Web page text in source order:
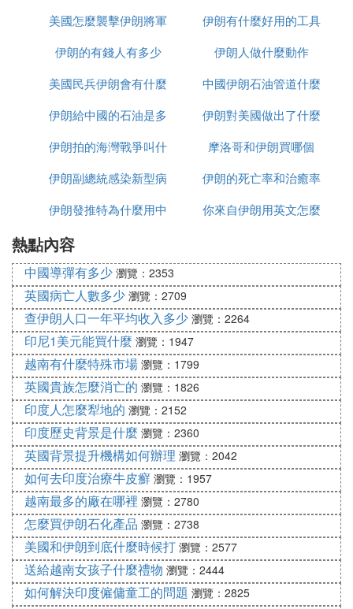
為德黑蘭。官方語言是波斯語，伊斯蘭教為國
教，其中什葉派佔比91%、遜尼派佔7.8%。202
然人（25%）為主。
自然環境：地處伊朗高原，位於阿爾卑斯—喜馬
拉雅山系中部，平均海拔約1000米，高原和山
地佔國土面積一半以上，沙漠約佔四分之一。東
部和內地屬大陸性的亞熱帶草原和沙漠氣候，西
部山區多屬亞熱帶地中海式氣候。國內有四大水
系，大部分河流無法通航，中央高原分布著大量
歷史文化
一，幾千年來在多個領域取得巨大成就，擁有眾
多文學瑰寶和歷史遺跡，有27個項目被列為世
界遺產，是世界遺產名錄中文化遺產最多的10
個國家之一。
經濟發展：屬於中低收入經濟體，長期受歐美國
家經濟制裁，經濟增長緩慢且不穩定，失業率
高、通脹嚴重。第二產業是主導產業，石油和汽
車產業為支柱產業；第一產業以種植業為主；第
三產業以旅遊業、信息和通信產業為主。
④ 浼婃湕鏄灞炰簬鍝涓鍥藉
1銆佷紛鏈楁槸涓涓鐙絝嬬殑鍥藉訛紝鍏ㄧО涓轟紛
鏈椾紛鏂鍏板叡鍜屽浗銆
2銆佷紛鏈椾綅浜庤タ浜氾紝涓庡氫釜鍥藉舵帴澹わ
紝鍖呮嫭宸村熀鏂鍧︺侀樋瀵屾睏銆佸湡搴撴浖鏂
鍧︺侀樋濉炴嫓鐤嗐佷簹緹庡凹浜氥佸湡鑰沖叾鍜屼
紛鎷夊厠銆傚畠涓庨噷嫻風浉閭伙紝鍗楅儴闈犺繎娉
個贏
美國怎麼襲擊伊朗將軍
的
伊朗有什麼好用的工具
伊朗的有錢人有多少
伊朗人做什麼動作
美國民兵伊朗會有什麼
反應
中國伊朗石油管道什麼
時候建完
伊朗給中國的石油是多
少一桶
伊朗對美國做出了什麼
反應
伊朗拍的海灣戰爭叫什
麼名字
摩洛哥和伊朗買哪個
伊朗副總統感染新型病
毒有多少
伊朗的死亡率和治癒率
為什麼都高
伊朗發推特為什麼用中
你來自伊朗用英文怎麼
熱點內容
中國導彈有多少 瀏覽：2353
英國病亡人數多少 瀏覽：2709
查伊朗人口一年平均收入多少 瀏覽：2264
印尼1美元能買什麼 瀏覽：1947
越南有什麼特殊市場 瀏覽：1799
英國貴族怎麼消亡的 瀏覽：1826
印度人怎麼犁地的 瀏覽：2152
印度歷史背景是什麼 瀏覽：2360
英國背景提升機構如何辦理 瀏覽：2042
如何去印度治療牛皮癬 瀏覽：1957
越南最多的廠在哪裡 瀏覽：2780
怎麼買伊朗石化產品 瀏覽：2738
美國和伊朗到底什麼時候打 瀏覽：2577
送給越南女孩子什麼禮物 瀏覽：2444
如何解決印度僱傭童工的問題 瀏覽：2825